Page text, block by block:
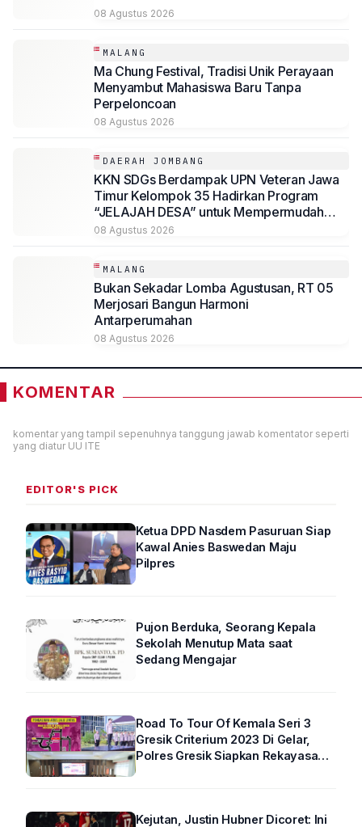
08 Agustus 2026
MALANG
Ma Chung Festival, Tradisi Unik Perayaan
Menyambut Mahasiswa Baru Tanpa
Perpeloncoan
08 Agustus 2026
DAERAH JOMBANG
KKN SDGs Berdampak UPN Veteran Jawa
Timur Kelompok 35 Hadirkan Program
“JELAJAH DESA” untuk Mempermudah
Akses Informasi Desa Sambirejo
08 Agustus 2026
MALANG
Bukan Sekadar Lomba Agustusan, RT 05
Merjosari Bangun Harmoni
Antarperumahan
08 Agustus 2026
KOMENTAR
komentar yang tampil sepenuhnya tanggung jawab komentator seperti
yang diatur UU ITE
EDITOR'S PICK
Ketua DPD Nasdem Pasuruan Siap
Kawal Anies Baswedan Maju
Pilpres
Pujon Berduka, Seorang Kepala
Sekolah Menutup Mata saat
Sedang Mengajar
Road To Tour Of Kemala Seri 3
Gresik Criterium 2023 Di Gelar,
Polres Gresik Siapkan Rekayasa
Kejutan, Justin Hubner Dicoret: Ini